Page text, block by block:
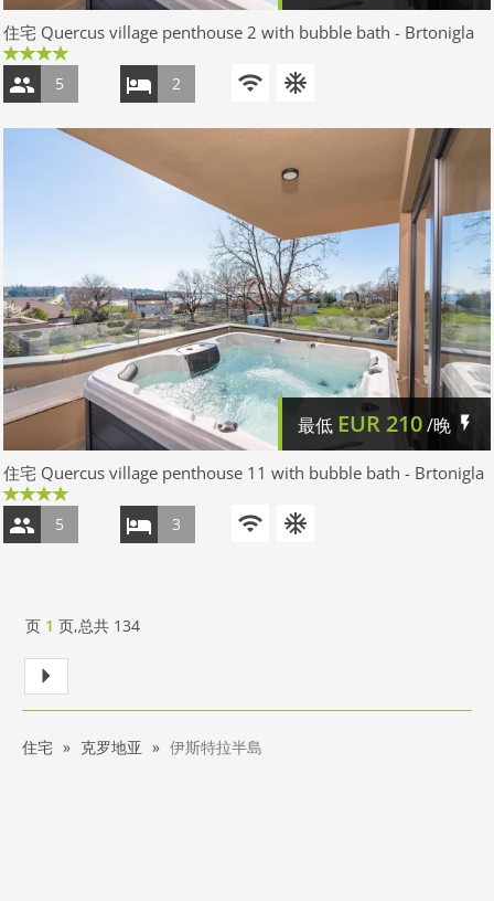
住宅 Quercus village penthouse 2 with bubble bath - Brtonigla
5 2
最低 EUR 210/晚
住宅 Quercus village penthouse 11 with bubble bath - Brtonigla
5 3
页 1 页,总共 134
住宅 克罗地亚 伊斯特拉半島